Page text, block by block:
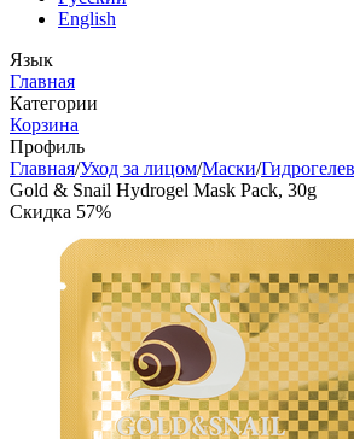
English
Язык
Главная
Категории
Корзина
Профиль
Главная/Уход за лицом/Маски/
Gold & Snail Hydrogel Mask Pack, 30g
Скидка 57%